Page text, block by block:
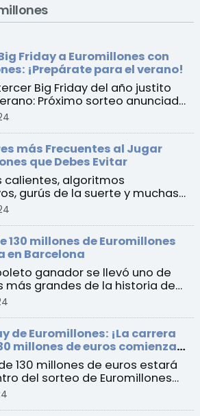
Friday a Euromillones con
¡Prepárate para el verano!
Big Friday del año justito
Próximo sorteo anunciado
...
más Frecuentes al Jugar
que Debes Evitar
calientes, algoritmos
gurús de la suerte y muchas
130 millones de Euromillones
en Barcelona
ganador se llevó uno de
más grandes de la historia de
e ...
de Euromillones: ¡La carrera
millones de euros comienza
130 millones de euros estará
del sorteo de Euromillones